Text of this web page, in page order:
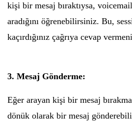
kişi bir mesaj bıraktıysa,
aradığını öğrenebilirsiniz. Bu,
kaçırdığınız çağrıya cevap
3. Mesaj Gönderme:
Eğer arayan kişi bir mesaj
dönük olarak bir mesaj